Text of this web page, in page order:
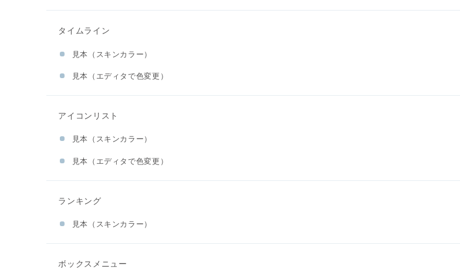
タイムライン
見本（スキンカラー）
見本（エディタで色変更）
アイコンリスト
見本（スキンカラー）
見本（エディタで色変更）
ランキング
見本（スキンカラー）
ボックスメニュー